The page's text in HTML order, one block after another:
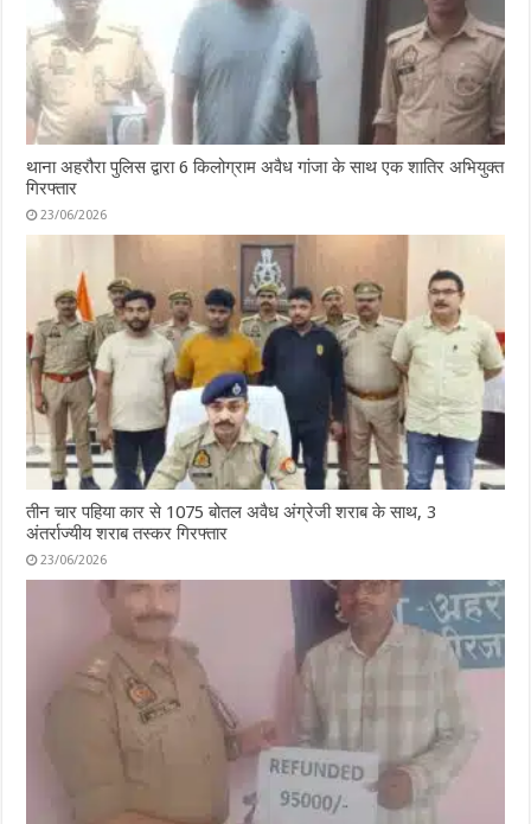
थाना अहरौरा पुलिस द्वारा 6 किलोग्राम अवैध गांजा के साथ एक शातिर अभियुक्त
गिरफ्तार
23/06/2026
तीन चार पहिया कार से 1075 बोतल अवैध अंग्रेजी शराब के साथ, 3
अंतर्राज्यीय शराब तस्कर गिरफ्तार
23/06/2026